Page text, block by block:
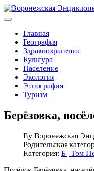
Главная
География
Здравоохранение
Культура
Население
Экология
Этнография
Туризм
Берёзовка,
By Воронежская
Родительская
Категория: Б | Том